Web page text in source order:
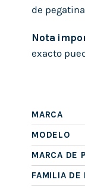
de
Nota
exacto
MARCA
MODELO
MARCA DE
FAMILIA DE